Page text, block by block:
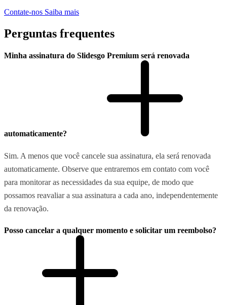
Contate-nos Saiba mais
Perguntas frequentes
Minha assinatura do Slidesgo Premium será renovada
automaticamente?
Sim. A menos que você cancele sua assinatura, ela será renovada
automaticamente. Observe que entraremos em contato com você
para monitorar as necessidades da sua equipe, de modo que
possamos reavaliar a sua assinatura a cada ano, independentemente
da renovação.
Posso cancelar a qualquer momento e solicitar um reembolso?